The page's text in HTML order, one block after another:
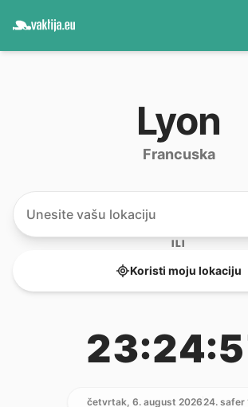
Lyon
Francuska
ILI
Koristi moju lokaciju
četvrtak, 6. august 202624. safer